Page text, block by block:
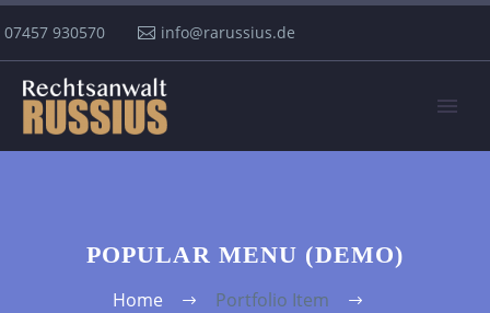
07457 930570 info@rarussius.de
POPULAR MENU (DEMO)
Home
Portfolio Item